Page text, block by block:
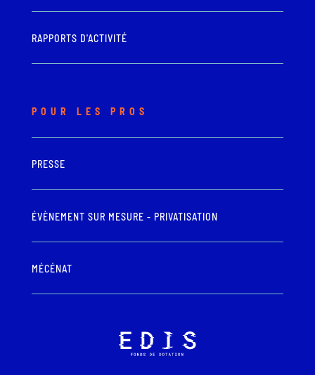
RAPPORTS D'ACTIVITÉ
POUR LES PROS
PRESSE
ÉVÈNEMENT SUR MESURE - PRIVATISATION
MÉCÉNAT